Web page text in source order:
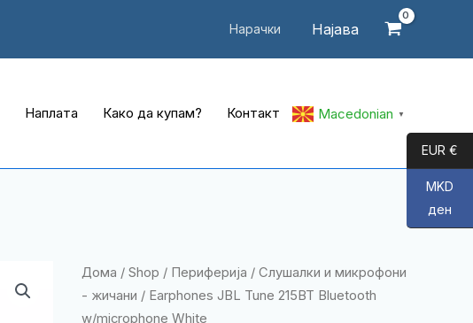
Нарачки Најава
Наплата Како да купам? Контакт Macedonian ▼
Дома / Shop / Периферија / Слушалки и микрофони
- жичани / Earphones JBL Tune 215BT Bluetooth
w/microphone White
EUR €
MKD
ден